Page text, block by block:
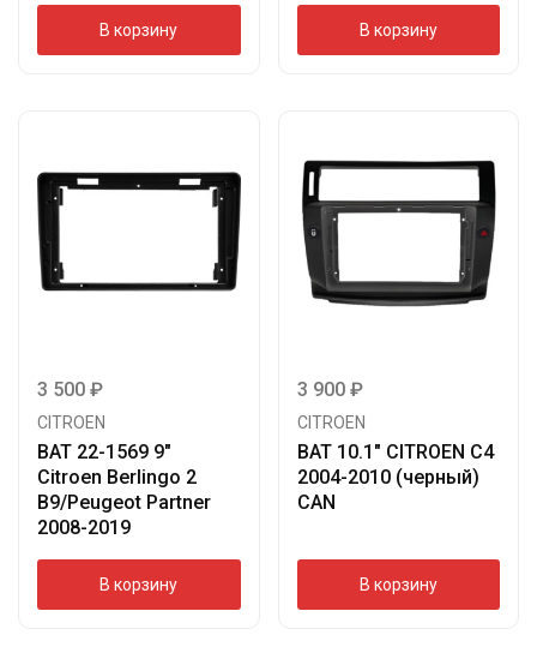
В корзину В корзину
3 500 ₽
CITROEN
BAT 22-1569 9″
Citroen Berlingo 2
B9/Peugeot Partner
2008-2019
В корзину
3 900 ₽
CITROEN
BAT 10.1″ CITROEN C4
2004-2010 (черный)
CAN
В корзину